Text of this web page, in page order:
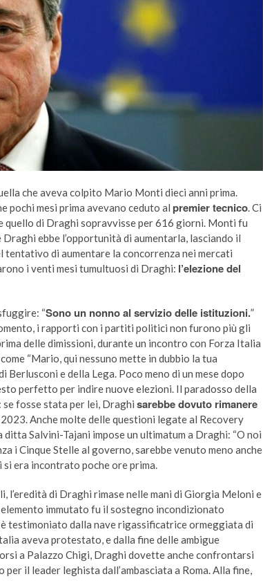
che aveva colpito Mario Monti dieci anni prima.
pochi mesi prima avevano ceduto al premier tecnico. Ci
di Draghi sopravvisse per 616 giorni. Monti fu
ebbe l’opportunità di aumentarla, lasciando il
tentativo di aumentare la concorrenza nei mercati
i venti mesi tumultuosi di Draghi: l’elezione del
“Sono un nonno al servizio delle istituzioni.”
i rapporti con i partiti politici non furono più gli
delle dimissioni, durante un incontro con Forza Italia
“Mario, qui nessuno mette in dubbio la tua
e della Lega. Poco meno di un mese dopo
perfetto per indire nuove elezioni. Il paradosso della
fosse stata per lei, Draghi sarebbe dovuto rimanere
2023. Anche molte delle questioni legate al Recovery
Salvini-Tajani impose un ultimatum a Draghi: “O noi
i Cinque Stelle al governo, sarebbe venuto meno anche
era incontrato poche ore prima.
l’eredità di Draghi rimase nelle mani di Giorgia Meloni e
immutato fu il sostegno incondizionato
testimoniato dalla nave rigassificatrice ormeggiata di
aveva protestato, e dalla fine delle ambigue
a Palazzo Chigi, Draghi dovette anche confrontarsi
il leader leghista dall’ambasciata a Roma. Alla fine,